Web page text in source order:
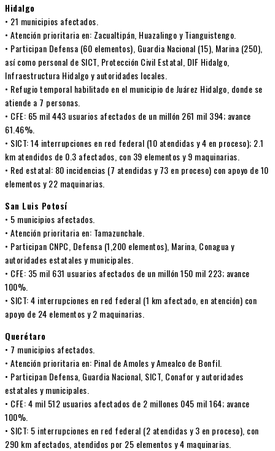
Hidalgo
• 21 municipios afectados.
• Atención prioritaria en: Zacualtipán, Huazalingo y Tianguistengo.
• Participan Defensa (60 elementos), Guardia Nacional (15), Marina (250),
así como personal de SICT, Protección Civil Estatal, DIF Hidalgo,
Infraestructura Hidalgo y autoridades locales.
• Refugio temporal habilitado en el municipio de Juárez Hidalgo, donde se
atiende a 7 personas.
• CFE: 65 mil 443 usuarios afectados de un millón 261 mil 394; avance
61.46%.
• SICT: 14 interrupciones en red federal (10 atendidas y 4 en proceso); 2.1
km atendidos de 0.3 afectados, con 39 elementos y 9 maquinarias.
• Red estatal: 80 incidencias (7 atendidas y 73 en proceso) con apoyo de 10
elementos y 22 maquinarias.
San Luis Potosí
• 5 municipios afectados.
• Atención prioritaria en: Tamazunchale.
• Participan CNPC, Defensa (1,200 elementos), Marina, Conagua y
autoridades estatales y municipales.
• CFE: 35 mil 631 usuarios afectados de un millón 150 mil 223; avance
100%.
• SICT: 4 interrupciones en red federal (1 km afectado, en atención) con
apoyo de 24 elementos y 2 maquinarias.
Querétaro
• 7 municipios afectados.
• Atención prioritaria en: Pinal de Amoles y Amealco de Bonfil.
• Participan Defensa, Guardia Nacional, SICT, Conafor y autoridades
estatales y municipales.
• CFE: 4 mil 512 usuarios afectados de 2 millones 045 mil 164; avance
100%.
• SICT: 5 interrupciones en red federal (2 atendidas y 3 en proceso), con
290 km afectados, atendidos por 25 elementos y 4 maquinarias.